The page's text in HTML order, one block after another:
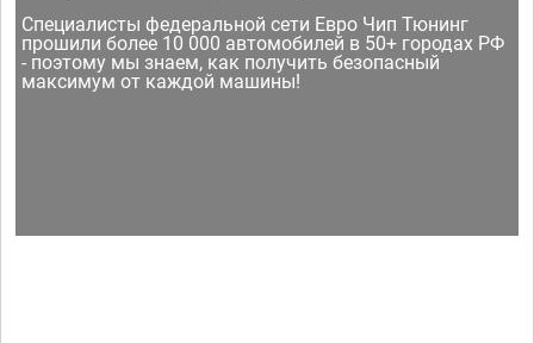
Специалисты федеральной сети Евро Чип Тюнинг
прошили более 10 000 автомобилей в 50+ городах РФ
- поэтому мы знаем, как получить безопасный
максимум от каждой машины!